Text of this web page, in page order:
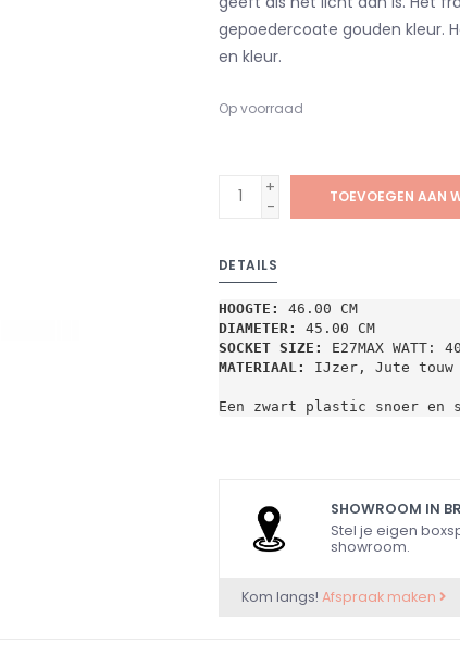
gepoedercoate gouden kleur.
en kleur.
Op voorraad
+
-
TOEVOEGEN AAN
DETAILS
HOOGTE:
46.00 CM
DIAMETER:
45.00 CM
SOCKET SIZE:
E27MAX WATT:
MATERIAAL:
IJzer, Jute touw
Een zwart plastic snoer en
SHOWROOM IN
Stel je eigen
showroom.
Kom langs! Afspraak maken